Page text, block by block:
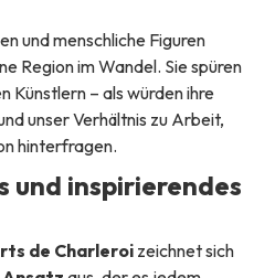
und menschliche Figuren
Region im Wandel. Sie spüren
Künstlern – als würden ihre
unser Verhältnis zu Arbeit,
hinterfragen.
und inspirierendes
de Charleroi zeichnet sich